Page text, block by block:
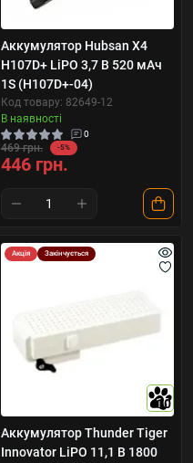
Аккумулятор Hubsan X4
H107D+ LiPO 3,7 В 520 мАч
1S (H107D+-04)
Код товару: 82649-12
В наявності
0
469 грн. -5%
446 грн.
Акція Закінчується
10
Аккумулятор Thunder Tiger
Innovator LiPO 11,1 В 1800